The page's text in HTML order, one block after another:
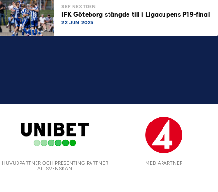
SEF NEXTGEN
IFK Göteborg stängde till i Ligacupens P19-final
22 JUN 2026
HUVUDPARTNER OCH PRESENTING PARTNER
ALLSVENSKAN
MEDIAPARTNER